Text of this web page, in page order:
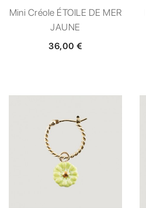
Mini Créole ÉTOILE DE MER
JAUNE
36,00 €